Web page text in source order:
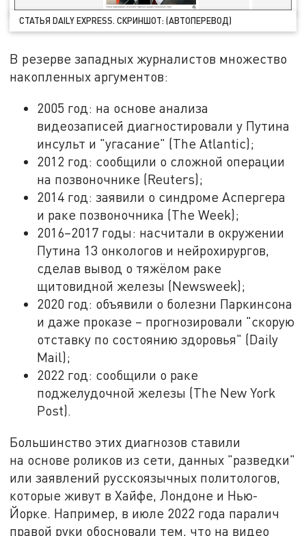
СТАТЬЯ DAILY EXPRESS. СКРИНШОТ: (АВТОПЕРЕВОД)
В резерве западных журналистов множество
накопленных аргументов:
2005 год: на основе анализа
видеозаписей диагностировали у Путина
инсульт и "угасание" (The Atlantic);
2012 год: сообщили о сложной операции
на позвоночнике (Reuters);
2014 год: заявили о синдроме Аспергера
и раке позвоночника (The Week);
2016–2017 годы: насчитали в окружении
Путина 13 онкологов и нейрохирургов,
сделав вывод о тяжёлом раке
щитовидной железы (Newsweek);
2020 год: объявили о болезни Паркинсона
и даже проказе – прогнозировали "скорую
отставку по состоянию здоровья" (Daily
Mail);
2022 год: сообщили о раке
поджелудочной железы (The New York
Post).
Большинство этих диагнозов ставили
на основе роликов из сети, данных "разведки"
или заявлений русскоязычных политологов,
которые живут в Хайфе, Лондоне и Нью-
Йорке. Например, в июле 2022 года паралич
правой руки обосновали тем, что на видео